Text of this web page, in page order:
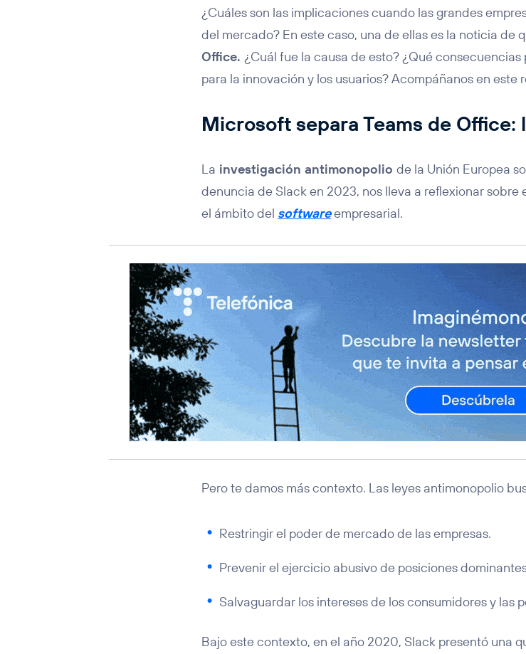
¿Cuáles son las implicaciones cuando las grandes
del mercado? En este caso, una de ellas es la noticia de
Office. ¿Cuál fue la causa de esto? ¿Qué
para la innovación y los usuarios? Acompáñanos en
Microsoft separa Teams de
La investigación antimonopolio de la Unión Europea
denuncia de Slack en 2023, nos lleva a reflexionar
el ámbito del softwareempresarial.
Pero te damos más contexto. Las leyes antimonopolio
Restringir el poder de mercado de las empresas.
Prevenir el ejercicio abusivo de posiciones
Salvaguardar los intereses de los consumidores y las
Bajo este contexto, en el año 2020, Slack presentó una